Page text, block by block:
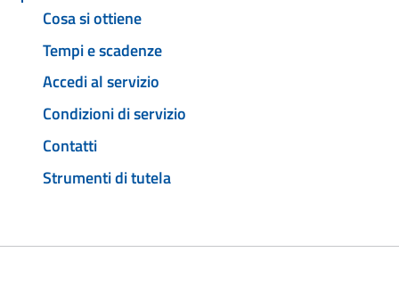
Cosa si ottiene
Tempi e scadenze
Accedi al servizio
Condizioni di servizio
Contatti
Strumenti di tutela